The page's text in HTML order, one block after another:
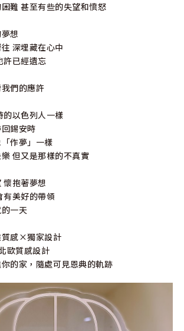
難 甚至有些的失望和憤怒
想
深埋藏在心中
許已經遺忘
們的應許
的以色列人一樣
錫安時
作夢」一樣
但又是那樣的不真實
懷抱著夢想
有美好的帶領
一天
感×獨家設計
歐質感設計
的家，隨處可見恩典的軌跡